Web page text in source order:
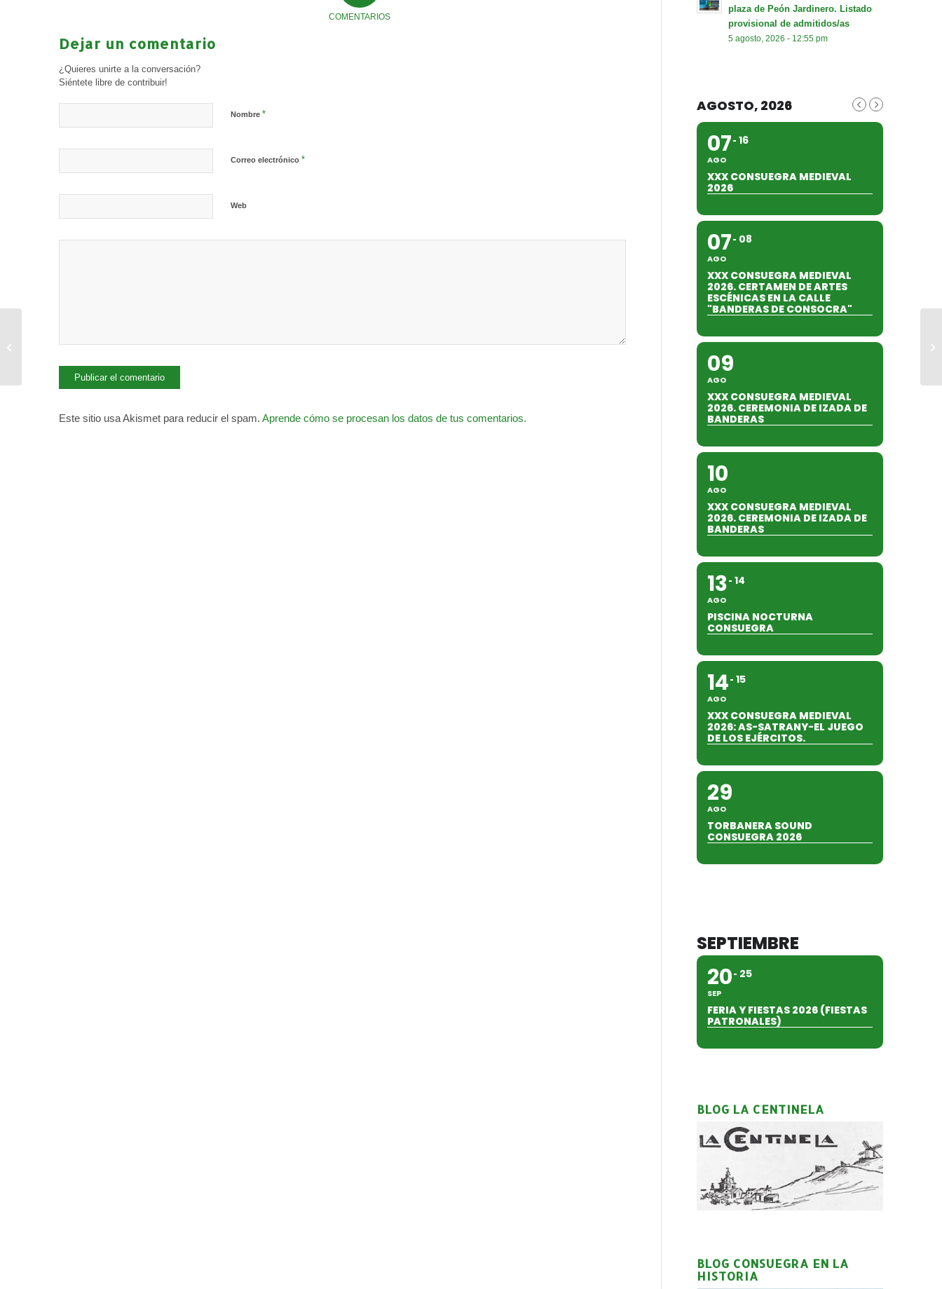
COMENTARIOS
Dejar un comentario
¿Quieres unirte a la conversación?
Siéntete libre de contribuir!
Nombre *
Correo electrónico *
Web
Este sitio usa Akismet para reducir el spam. Aprende cómo se procesan los datos de tus comentarios.
plaza de Peón Jardinero. Listado
provisional de admitidos/as
5 agosto, 2026 - 12:55 pm
AGOSTO, 2026
07
AGO
16
XXX CONSUEGRA MEDIEVAL
2026
07
AGO
08
XXX CONSUEGRA MEDIEVAL
2026. CERTAMEN DE ARTES
ESCÉNICAS EN LA CALLE
"BANDERAS DE CONSOCRA"
09
AGO
XXX CONSUEGRA MEDIEVAL
2026. CEREMONIA DE IZADA DE
BANDERAS
10
AGO
XXX CONSUEGRA MEDIEVAL
2026. CEREMONIA DE IZADA DE
BANDERAS
13
AGO
14
PISCINA NOCTURNA
CONSUEGRA
14
AGO
15
XXX CONSUEGRA MEDIEVAL
2026: AS-SATRANY-EL JUEGO
DE LOS EJÉRCITOS.
29
AGO
TORBANERA SOUND
CONSUEGRA 2026
SEPTIEMBRE
20
SEP
25
FERIA Y FIESTAS 2026 (FIESTAS
PATRONALES)
BLOG LA CENTINELA
BLOG CONSUEGRA EN LA
HISTORIA
de las mujeres en las